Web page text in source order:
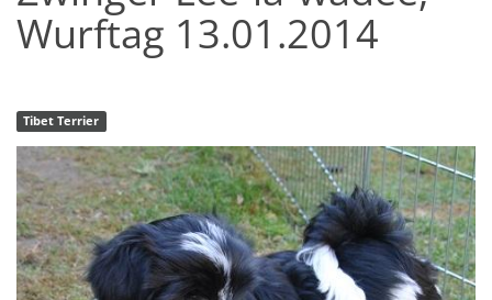
Wurftag 13.01.2014
Tibet Terrier